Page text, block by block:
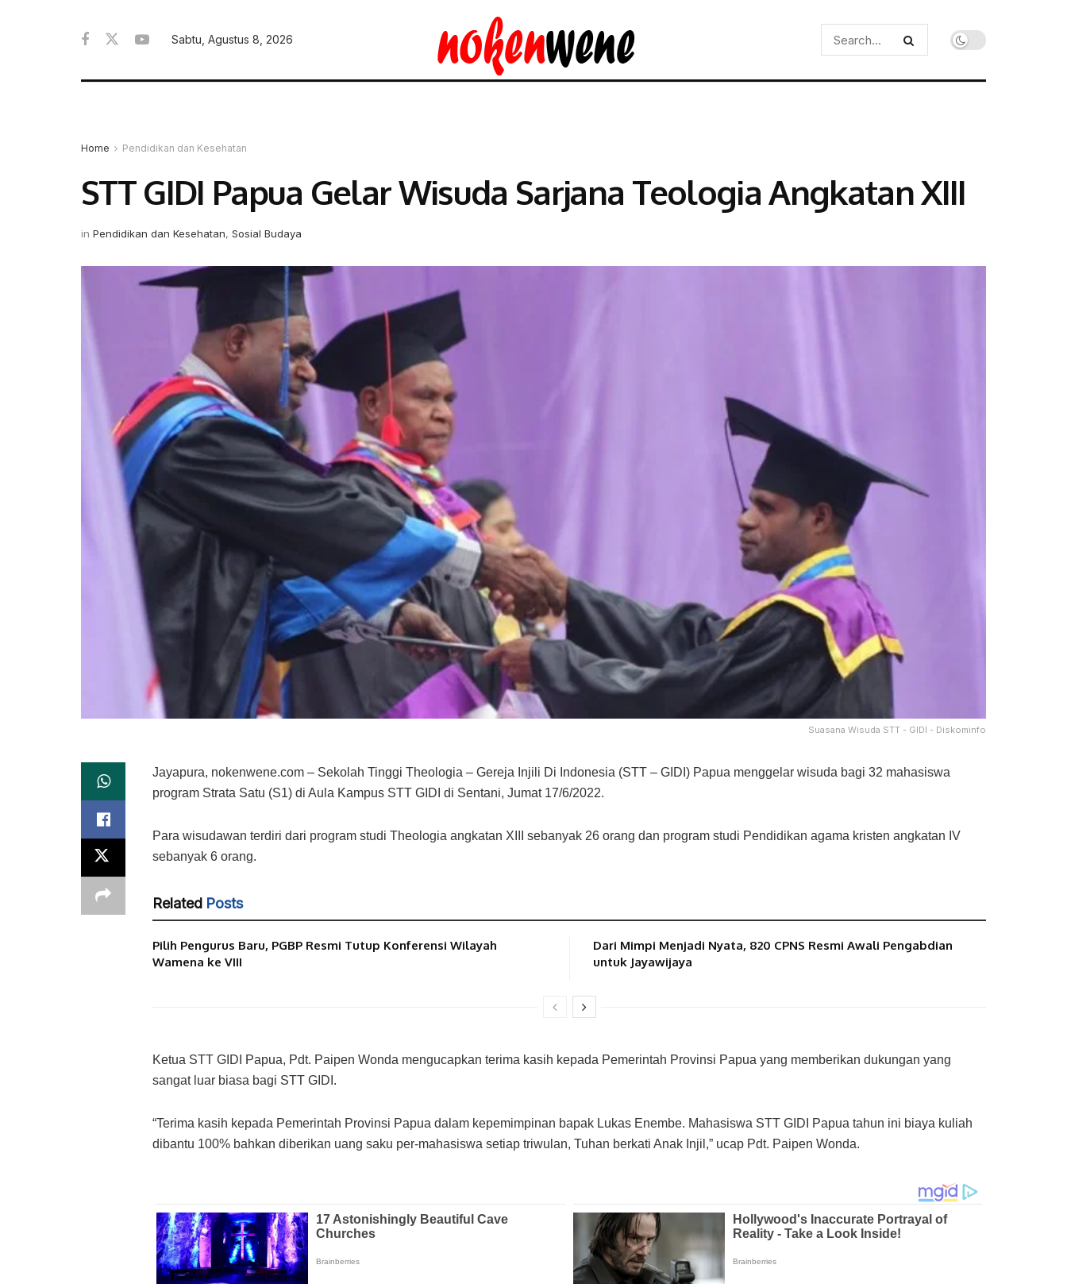
Sabtu, Agustus 8, 2026
Home Pendidikan dan Kesehatan
STT GIDI Papua Gelar Wisuda Sarjana Teologia Angkatan XIII
in Pendidikan dan Kesehatan, Sosial Budaya
Suasana Wisuda STT - GIDI - Diskominfo
Jayapura, nokenwene.com – Sekolah Tinggi Theologia – Gereja Injili Di Indonesia (STT – GIDI) Papua menggelar wisuda bagi 32 mahasiswa
program Strata Satu (S1) di Aula Kampus STT GIDI di Sentani, Jumat 17/6/2022.
Para wisudawan terdiri dari program studi Theologia angkatan XIII sebanyak 26 orang dan program studi Pendidikan agama kristen angkatan IV
sebanyak 6 orang.
Related Posts
Pilih Pengurus Baru, PGBP Resmi Tutup Konferensi Wilayah
Wamena ke VIII
Dari Mimpi Menjadi Nyata, 820 CPNS Resmi Awali Pengabdian
untuk Jayawijaya
Ketua STT GIDI Papua, Pdt. Paipen Wonda mengucapkan terima kasih kepada Pemerintah Provinsi Papua yang memberikan dukungan yang
sangat luar biasa bagi STT GIDI.
“Terima kasih kepada Pemerintah Provinsi Papua dalam kepemimpinan bapak Lukas Enembe. Mahasiswa STT GIDI Papua tahun ini biaya kuliah
dibantu 100% bahkan diberikan uang saku per-mahasiswa setiap triwulan, Tuhan berkati Anak Injil,” ucap Pdt. Paipen Wonda.